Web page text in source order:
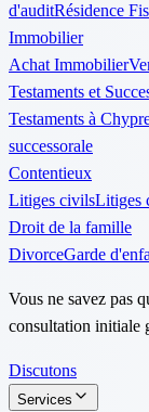
d'auditRésidence
Immobilier
Achat Immobilier
Testaments et
Testaments à
successorale
Contentieux
Litiges civilsLitiges
Droit de la famille
DivorceGarde
Vous ne savez pas
consultation initiale
Discutons
Services